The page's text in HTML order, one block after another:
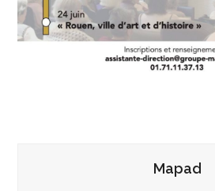
Mapad